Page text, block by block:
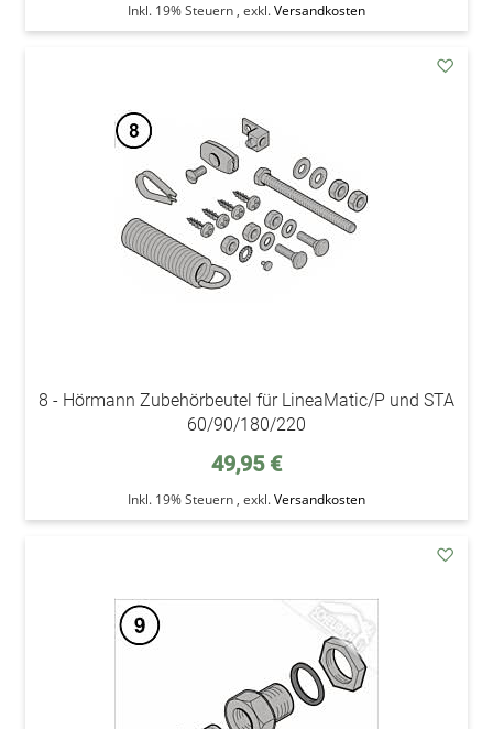
Inkl. 19% Steuern , exkl.Versandkosten
8 - Hörmann Zubehörbeutel für LineaMatic/P und STA
60/90/180/220
49,95 €
Inkl. 19% Steuern , exkl.Versandkosten